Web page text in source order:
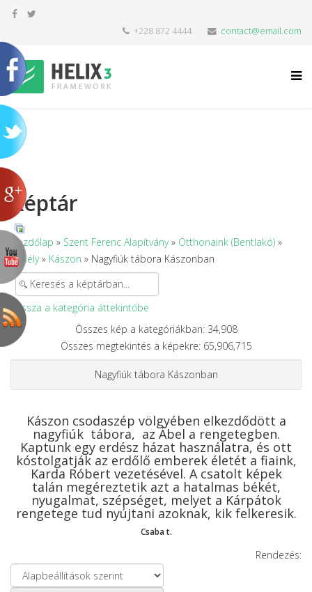
+228 872 4444 contact@email.com
Képtár
Kezdőlap » Szent Ferenc Alapítvány» Otthonaink (Bentlakó) »
Erdély» Kászon » Nagyfiúk tábora Kászonban
Vissza a kategória áttekintőbe
Összes kép a kategóriákban: 34,908
Összes megtekintés a képekre: 65,906,715
Nagyfiúk tábora Kászonban
Kászon csodaszép völgyében elkezdődött a
nagyfiúk tábora, az Ábel a rengetegben.
Kaptunk egy erdész házat használatra, és ott
kóstolgatják az erdőlő emberek életét a fiaink,
Karda Róbert vezetésével. A csatolt képek
talán megéreztetik azt a hatalmas békét,
nyugalmat, szépséget, melyet a Kárpátok
rengetege tud nyújtani azoknak, kik felkeresik.
Csaba t.
Rendezés: